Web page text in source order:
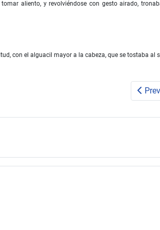
aliento, y revolviéndose con gesto airado,
con el alguacil mayor a la cabeza, que se tostaba
Prev